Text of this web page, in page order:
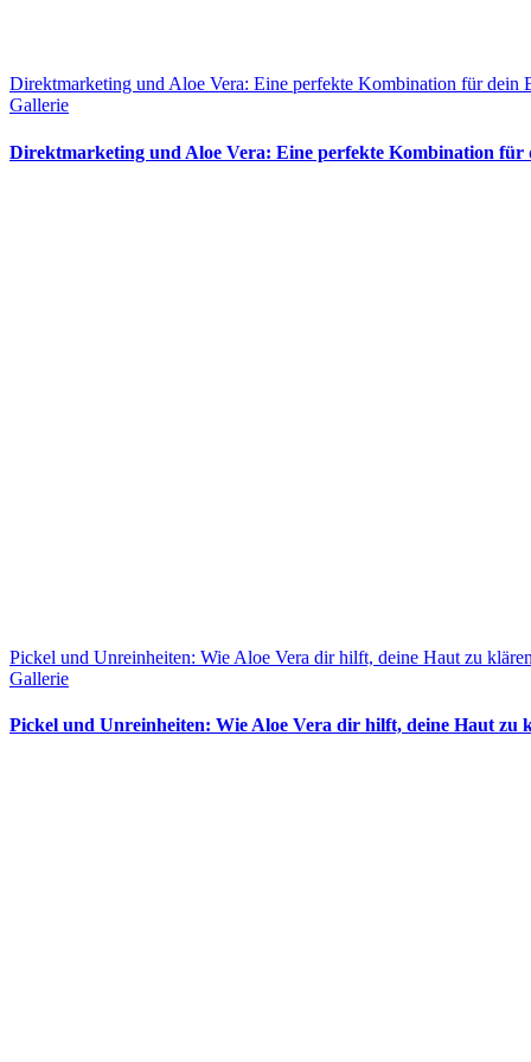
Direktmarketing und Aloe Vera: Eine perfekte Kombination für dein
Gallerie
Direktmarketing und Aloe Vera: Eine perfekte Kombination für
Pickel und Unreinheiten: Wie Aloe Vera dir hilft, deine Haut zu klären
Gallerie
Pickel und Unreinheiten: Wie Aloe Vera dir hilft, deine Haut zu